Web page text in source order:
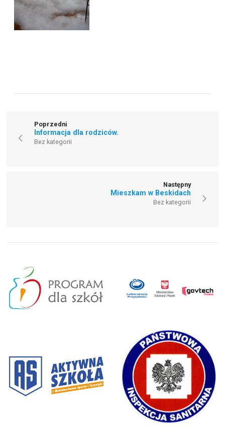
Poprzedni
Informacja dla rodziców.
Bez kategorii
Następny
Mieszkam w Beskidach
Bez kategorii